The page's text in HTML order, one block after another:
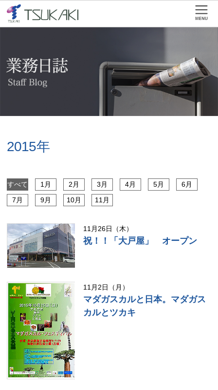
2015年
すべて 1月 2月 3月 4月 5月
6月
7月
9月 10月 11月
11月26日（木）
祝！！「大戸屋」 オープン
11月2日（月）
マダガスカルと日本。マダガス
カルとツカキ